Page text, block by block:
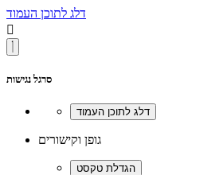
דלג לתוכן העמוד

סרגל נגישות
גופן וקישורים